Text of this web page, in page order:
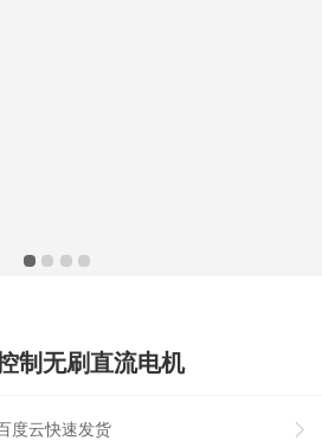
制无刷直流电机
度云快速发货